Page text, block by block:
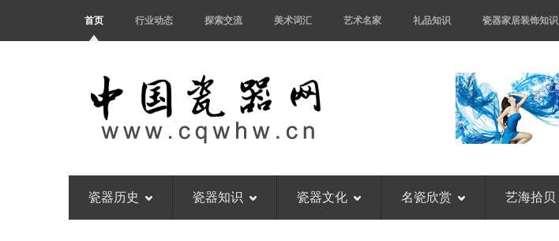
首页 行业动态 探索交流 美术词汇 艺术名家 礼品知识 瓷器家居装饰知识
瓷器历史 瓷器知识 瓷器文化 名瓷欣赏 艺海拾贝